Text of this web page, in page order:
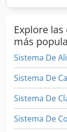
Explore
más
Sistema De
Sistema De
Sistema De
Sistema De